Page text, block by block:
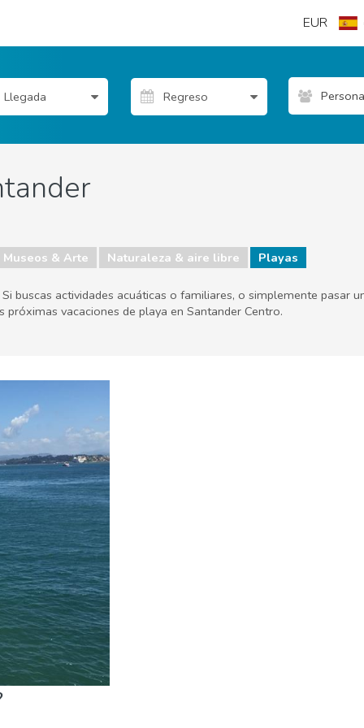
EUR
Museos & Arte Naturaleza & aire libre Playas
buscas actividades acuáticas o familiares, o simplemente pasar
vacaciones de playa en Santander Centro.